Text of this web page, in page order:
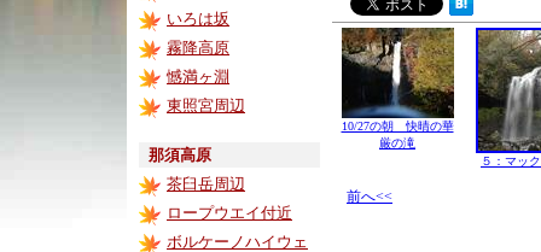
いろは坂
霧降高原
憾満ヶ淵
東照宮周辺
那須高原
茶臼岳周辺
ロープウエイ付近
ボルケーノハイウェ
10/27の朝 快晴の華
厳の滝
５：マッ
前へ<<